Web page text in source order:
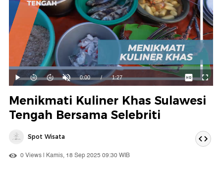
Mainkan
Suara
Hidup
Waktu
0:00 / Durasi
1:27
Dimuat:
69.13%
Menikmati Kuliner Khas Sulawesi
Tengah Bersama Selebriti
Spot Wisata
0 Views | Kamis, 18 Sep 2025 09:30 WIB